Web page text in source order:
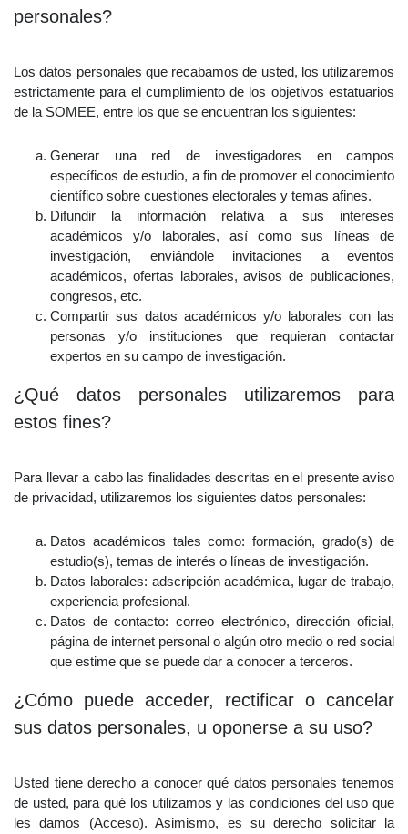
personales?
Los datos personales que recabamos de usted, los utilizaremos
estrictamente para el cumplimiento de los objetivos estatuarios
de la SOMEE, entre los que se encuentran los siguientes:
Generar una red de investigadores en campos
específicos de estudio, a fin de promover el conocimiento
científico sobre cuestiones electorales y temas afines.
Difundir la información relativa a sus intereses
académicos y/o laborales, así como sus líneas de
investigación, enviándole invitaciones a eventos
académicos, ofertas laborales, avisos de publicaciones,
congresos, etc.
Compartir sus datos académicos y/o laborales con las
personas y/o instituciones que requieran contactar
expertos en su campo de investigación.
¿Qué datos personales utilizaremos para
estos fines?
Para llevar a cabo las finalidades descritas en el presente aviso
de privacidad, utilizaremos los siguientes datos personales:
Datos académicos tales como: formación, grado(s) de
estudio(s), temas de interés o líneas de investigación.
Datos laborales: adscripción académica, lugar de trabajo,
experiencia profesional.
Datos de contacto: correo electrónico, dirección oficial,
página de internet personal o algún otro medio o red social
que estime que se puede dar a conocer a terceros.
¿Cómo puede acceder, rectificar o cancelar
sus datos personales, u oponerse a su uso?
Usted tiene derecho a conocer qué datos personales tenemos
de usted, para qué los utilizamos y las condiciones del uso que
les damos (Acceso). Asimismo, es su derecho solicitar la